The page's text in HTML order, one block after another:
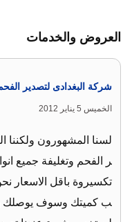
العروض والخدمات
شركة البغدادى لتصدير
الخميس 5 يناير 2012
لسنا المشهورون
ر الفحم وتغليفة جميع
تكسيروة باقل الاسعار
ب كميتك وسوف يوصلك